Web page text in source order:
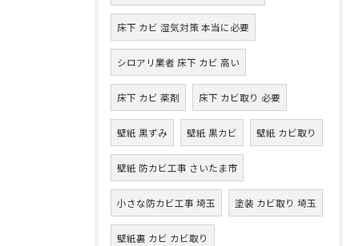
床下 カビ 湿気対策 本当に必要
シロアリ業者 床下 カビ 高い
床下 カビ 薬剤 床下 カビ取り 必要
壁紙 黒ずみ 壁紙 黒カビ 壁紙 カビ取り
壁紙 防カビ工事 さいたま市
小さな防カビ工事 埼玉 塗装 カビ取り 埼玉
壁紙裏 カビ カビ取り